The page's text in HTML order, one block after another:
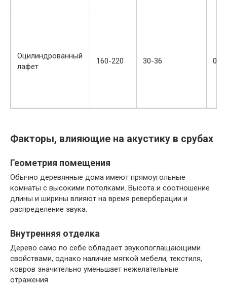
Оцилиндрованный
лафет
160-220 30-36
Факторы, влияющие на акустику в срубах
Геометрия помещения
Обычно деревянные дома имеют прямоугольные
комнаты с высокими потолками. Высота и соотношение
длины и ширины влияют на время реверберации и
распределение звука.
Внутренняя отделка
Дерево само по себе обладает звукопоглащающими
свойствами, однако наличие мягкой мебели, текстиля,
ковров значительно уменьшает нежелательные
отражения.